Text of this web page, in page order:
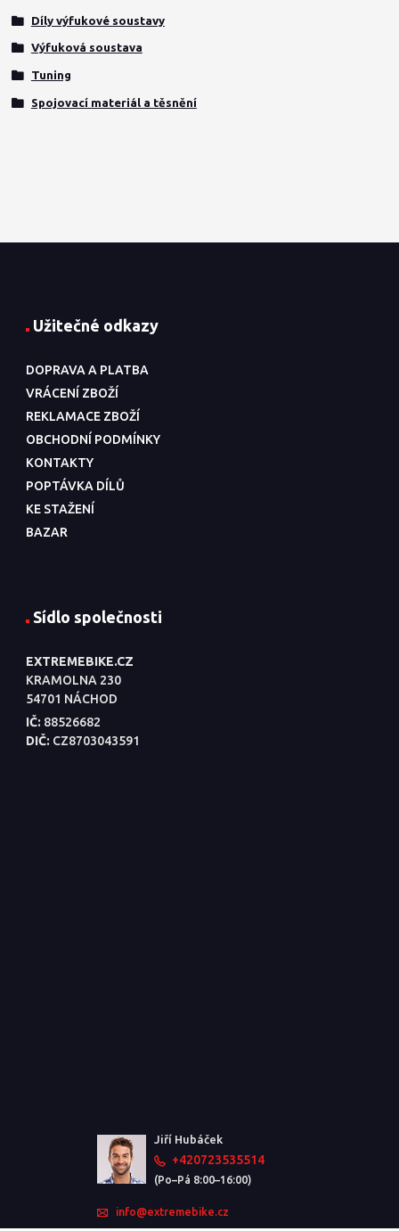
Díly výfukové soustavy
Výfuková soustava
Tuning
Spojovací materiál a těsnění
Užitečné odkazy
DOPRAVA A PLATBA
VRÁCENÍ ZBOŽÍ
REKLAMACE ZBOŽÍ
OBCHODNÍ PODMÍNKY
KONTAKTY
POPTÁVKA DÍLŮ
KE STAŽENÍ
BAZAR
Sídlo společnosti
EXTREMEBIKE.CZ
KRAMOLNA 230
54701 NÁCHOD
IČ: 88526682
DIČ: CZ8703043591
Jiří Hubáček
+420723535514
(Po–Pá 8:00–16:00)
info@extremebike.cz